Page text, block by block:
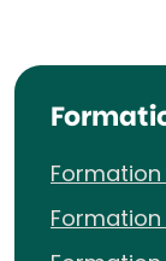
Formation